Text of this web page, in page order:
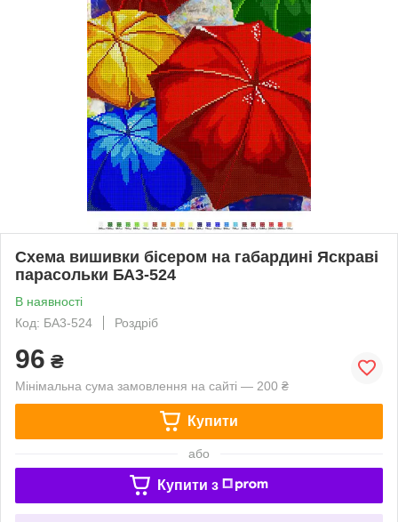
Схема вишивки бісером на габардині Яскраві
парасольки БА3-524
В наявності
Код: БА3-524
Роздріб
96 ₴
Мінімальна сума замовлення на сайті — 200 ₴
Купити
або
Купити з